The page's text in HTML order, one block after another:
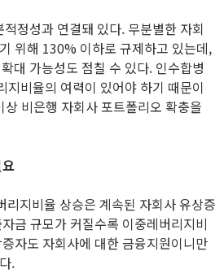
정성과 연결돼 있다. 무분별한 자회
위해 130% 이하로 규제하고 있는데,
대 가능성도 점칠 수 있다. 인수합병
지비율의 여력이 있어야 하기 때문이
비은행 자회사 포트폴리오 확충을
지비율 상승은 계속된 자회사 유상증
금 규모가 커질수록 이중레버리지비
자도 자회사에 대한 금융지원이니만
.